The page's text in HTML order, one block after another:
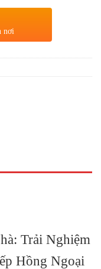
nơi
Trải Nghiệm
Hồng Ngoại